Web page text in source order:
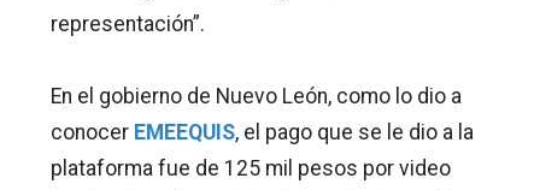
representación”.
En el gobierno de Nuevo León, como lo dio a
conocer EMEEQUIS, el pago que se le dio a la
plataforma fue de 125 mil pesos por video